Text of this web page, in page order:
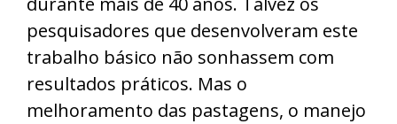
pesquisadores que desenvolveram este
trabalho básico não sonhassem com
resultados práticos. Mas o
melhoramento das pastagens, o manejo